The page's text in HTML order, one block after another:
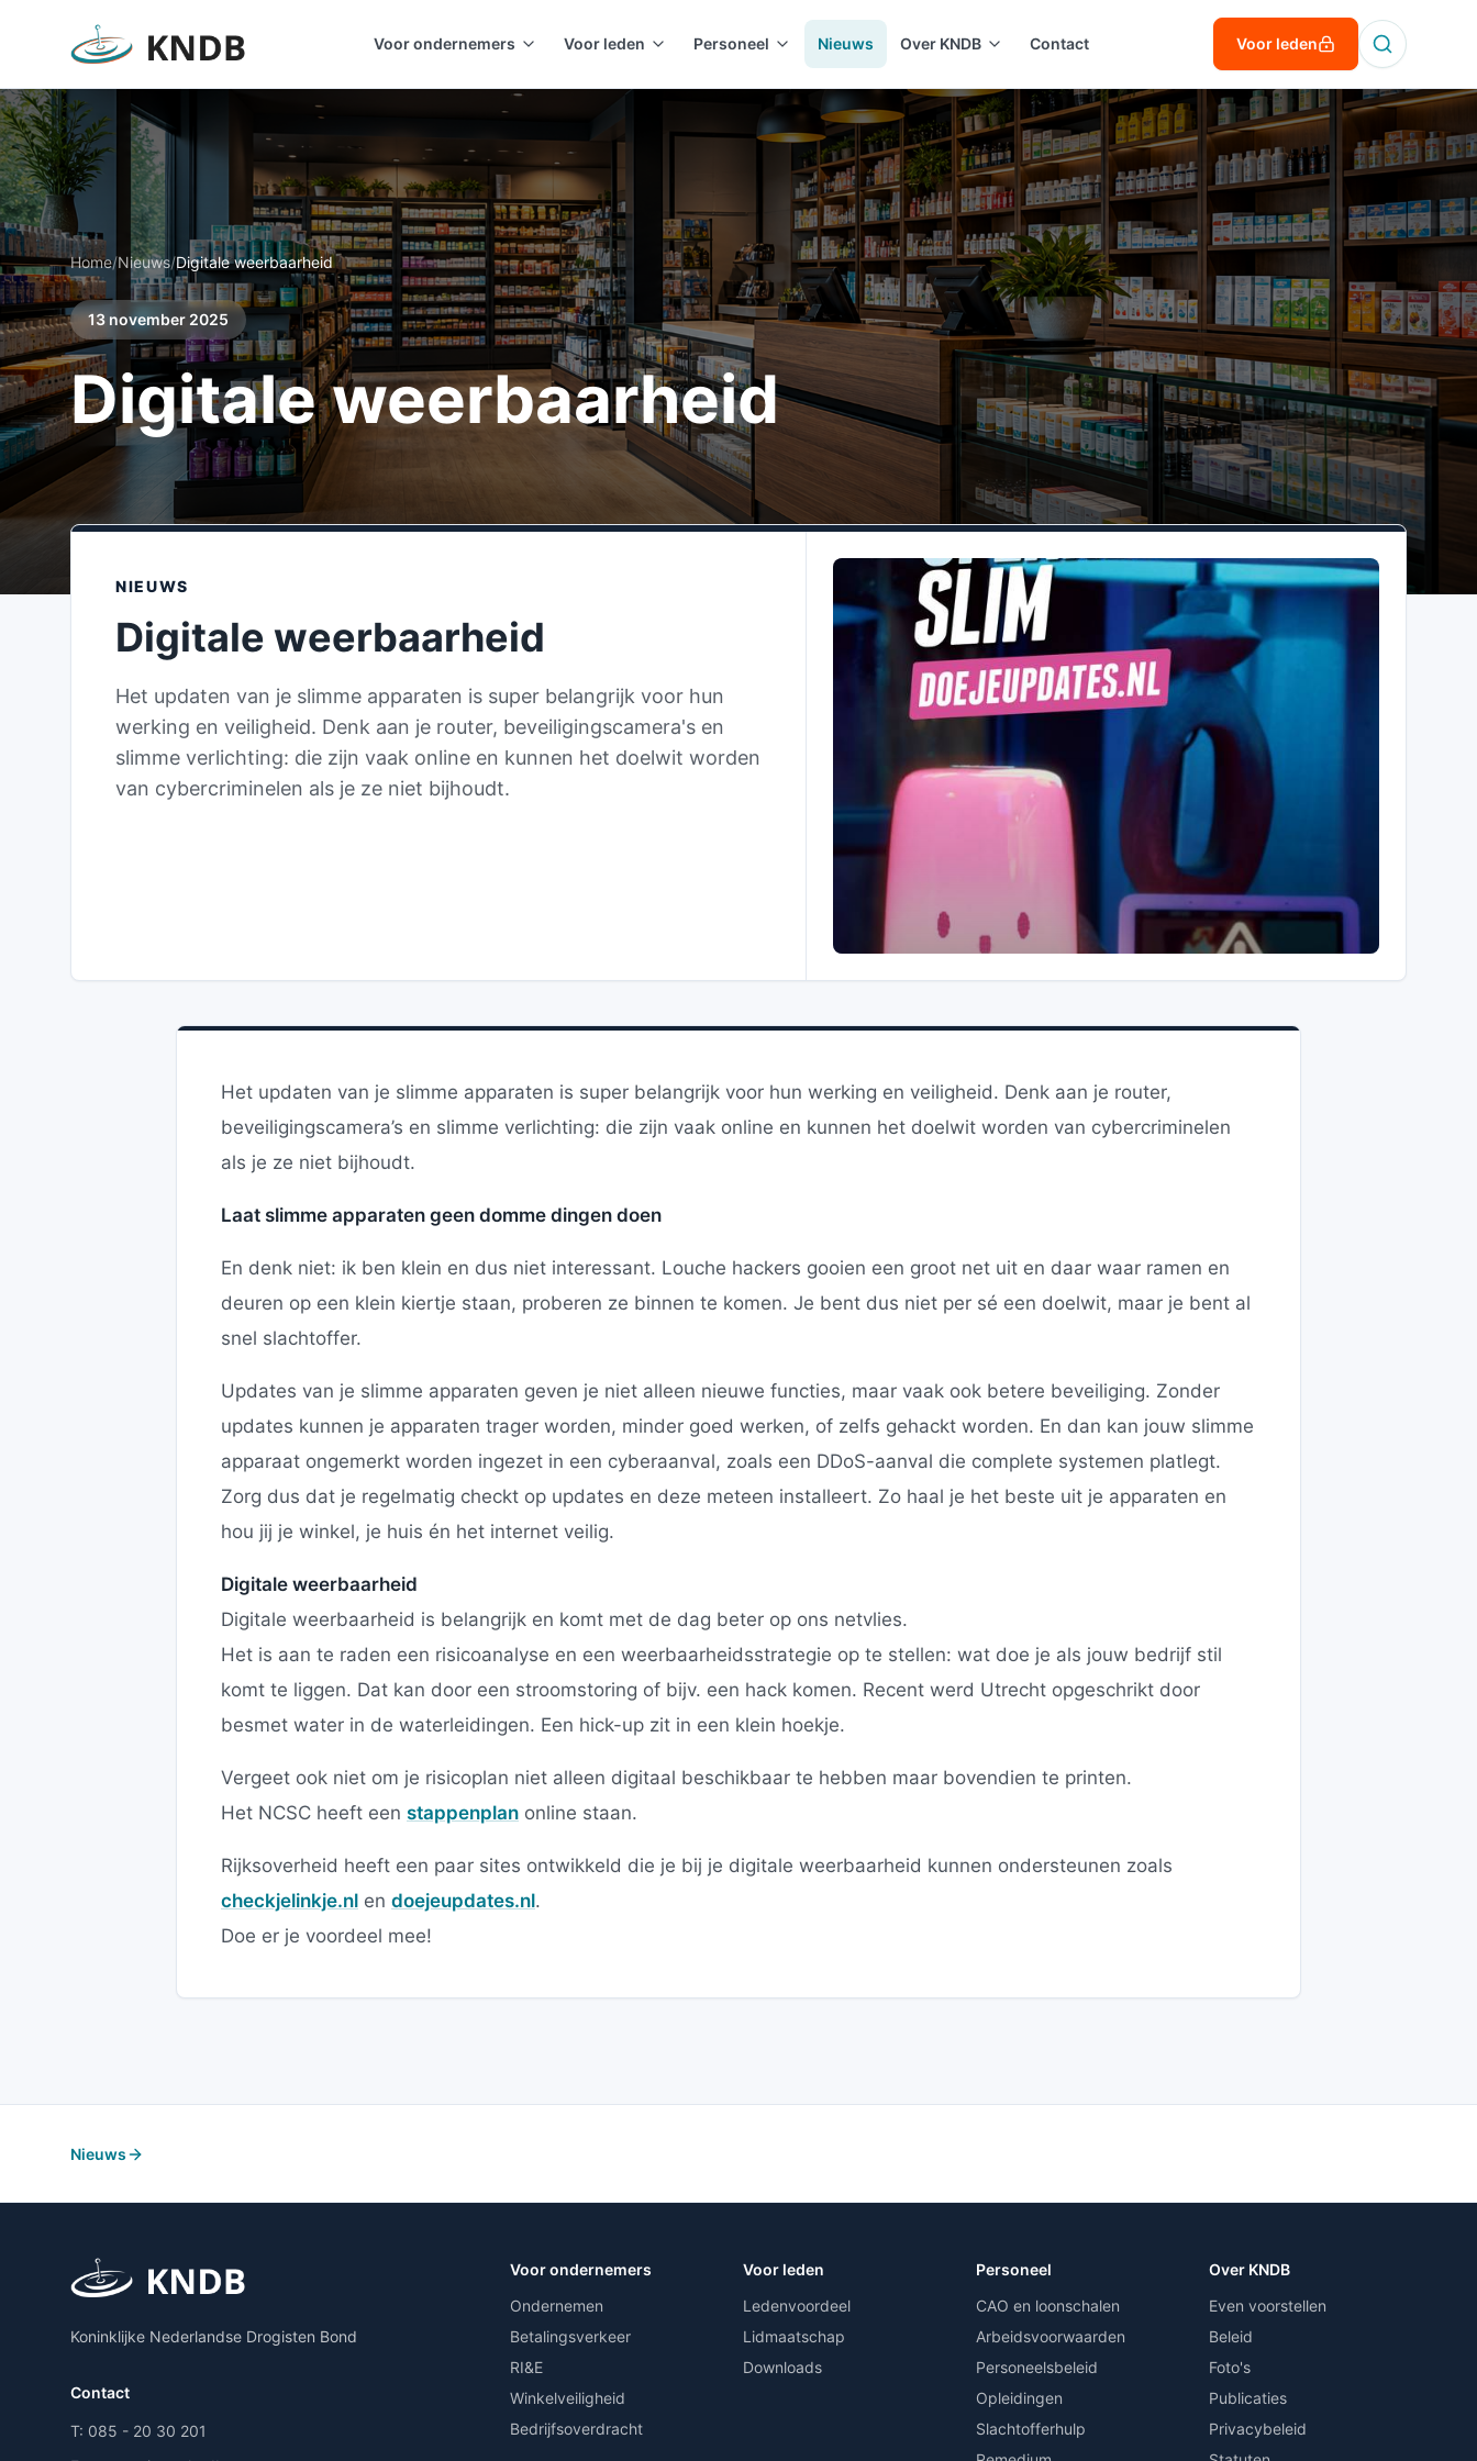
Voor ondernemers Voor leden Personeel Nieuws Over KNDB Contact Voor leden
Home/Nieuws/Digitale weerbaarheid
13 november 2025
Digitale weerbaarheid
NIEUWS
Digitale weerbaarheid
Het updaten van je slimme apparaten is super belangrijk voor hun
werking en veiligheid. Denk aan je router, beveiligingscamera's en
slimme verlichting: die zijn vaak online en kunnen het doelwit worden
van cybercriminelen als je ze niet bijhoudt.
Het updaten van je slimme apparaten is super belangrijk voor hun werking en veiligheid. Denk aan je router,
beveiligingscamera’s en slimme verlichting: die zijn vaak online en kunnen het doelwit worden van cybercriminelen
als je ze niet bijhoudt.
Laat slimme apparaten geen domme dingen doen
En denk niet: ik ben klein en dus niet interessant. Louche hackers gooien een groot net uit en daar waar ramen en
deuren op een klein kiertje staan, proberen ze binnen te komen. Je bent dus niet per sé een doelwit, maar je bent al
snel slachtoffer.
Updates van je slimme apparaten geven je niet alleen nieuwe functies, maar vaak ook betere beveiliging. Zonder
updates kunnen je apparaten trager worden, minder goed werken, of zelfs gehackt worden. En dan kan jouw slimme
apparaat ongemerkt worden ingezet in een cyberaanval, zoals een DDoS-aanval die complete systemen platlegt.
Zorg dus dat je regelmatig checkt op updates en deze meteen installeert. Zo haal je het beste uit je apparaten en
hou jij je winkel, je huis én het internet veilig.
Digitale weerbaarheid
Digitale weerbaarheid is belangrijk en komt met de dag beter op ons netvlies.
Het is aan te raden een risicoanalyse en een weerbaarheidsstrategie op te stellen: wat doe je als jouw bedrijf stil
komt te liggen. Dat kan door een stroomstoring of bijv. een hack komen. Recent werd Utrecht opgeschrikt door
besmet water in de waterleidingen. Een hick-up zit in een klein hoekje.
Vergeet ook niet om je risicoplan niet alleen digitaal beschikbaar te hebben maar bovendien te printen.
Het NCSC heeft een stappenplan online staan.
Rijksoverheid heeft een paar sites ontwikkeld die je bij je digitale weerbaarheid kunnen ondersteunen zoals
checkjelinkje.nl en doejeupdates.nl.
Doe er je voordeel mee!
Nieuws
Koninklijke Nederlandse Drogisten Bond
Contact
T: 085 - 20 30 201
Voor ondernemers
Ondernemen
Betalingsverkeer
RI&E
Winkelveiligheid
Bedrijfsoverdracht
Voor leden
Ledenvoordeel
Lidmaatschap
Downloads
Personeel
CAO en loonschalen
Arbeidsvoorwaarden
Personeelsbeleid
Opleidingen
Slachtofferhulp
Over KNDB
Even voorstellen
Beleid
Foto's
Publicaties
Privacybeleid